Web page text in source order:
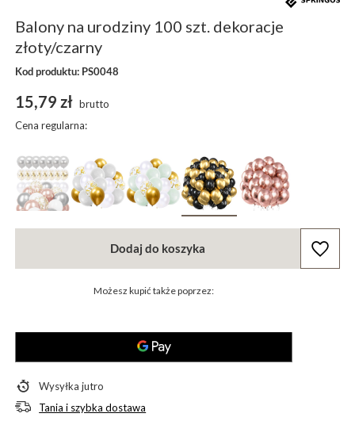
Balony na urodziny 100 szt. dekoracje
złoty/czarny
Kod produktu: PS0048
15,79 zł brutto
Cena regularna:
Dodaj do koszyka
Możesz kupić także poprzez:
Wysyłkajutro
Tania i szybka dostawa